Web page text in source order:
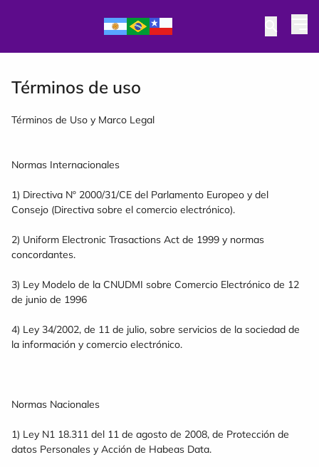
Términos de uso
Términos de Uso y Marco Legal
Normas Internacionales
1) Directiva Nº 2000/31/CE del Parlamento Europeo y del
Consejo (Directiva sobre el comercio electrónico).
2) Uniform Electronic Trasactions Act de 1999 y normas
concordantes.
3) Ley Modelo de la CNUDMI sobre Comercio Electrónico de 12
de junio de 1996
4) Ley 34/2002, de 11 de julio, sobre servicios de la sociedad de
la información y comercio electrónico.
Normas Nacionales
1) Ley N1 18.311 del 11 de agosto de 2008, de Protección de
datos Personales y Acción de Habeas Data.